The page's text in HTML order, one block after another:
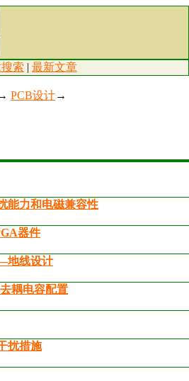
索 | 最新文章
PCB设计→
能力和电磁兼容性
器件
地线设计
耦电容配置
扰措施